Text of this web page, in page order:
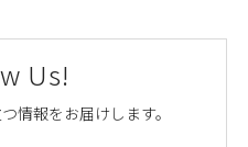
Us!
情報をお届けします。